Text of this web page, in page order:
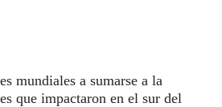
mundiales a sumarse a la
que impactaron en el sur del